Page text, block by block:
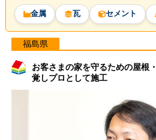
金属 瓦 セメント
福島県
お客さまの家を守るための屋根
覚しプロとして施工